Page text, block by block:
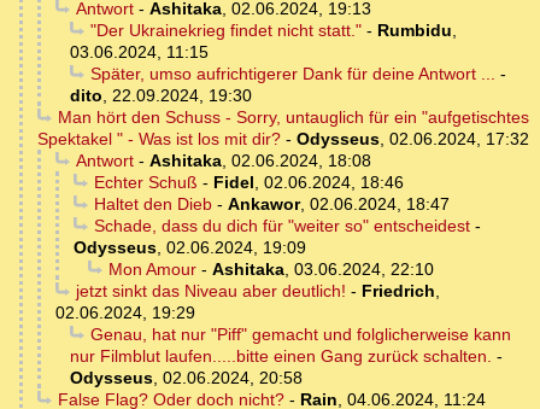
Antwort- Ashitaka, 02.06.2024, 19:13
"Der Ukrainekrieg findet nicht statt."- Rumbidu,
03.06.2024, 11:15
Später, umso aufrichtigerer Dank für deine Antwort ... -
dito, 22.09.2024, 19:30
Man hört den Schuss - Sorry, untauglich für ein "aufgetischtes
Spektakel " - Was ist los mit dir? - Odysseus, 02.06.2024, 17:32
Antwort- Ashitaka, 02.06.2024, 18:08
Echter Schuß - Fidel, 02.06.2024, 18:46
Haltet den Dieb- Ankawor, 02.06.2024, 18:47
Schade, dass du dich für "weiter so" entscheidest-
Odysseus, 02.06.2024, 19:09
Mon Amour- Ashitaka, 03.06.2024, 22:10
jetzt sinkt das Niveau aber deutlich! - Friedrich,
02.06.2024, 19:29
Genau, hat nur "Piff" gemacht und folglicherweise kann
nur Filmblut laufen.....bitte einen Gang zurück schalten. -
Odysseus, 02.06.2024, 20:58
False Flag? Oder doch nicht?- Rain, 04.06.2024, 11:24